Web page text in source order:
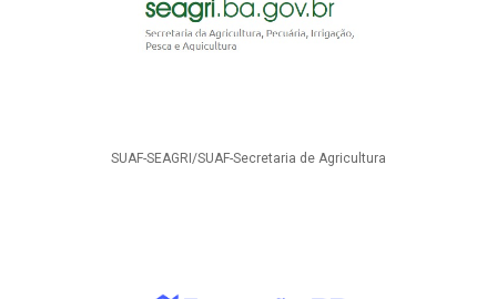
SUAF-SEAGRI/SUAF-Secretaria de Agricultura